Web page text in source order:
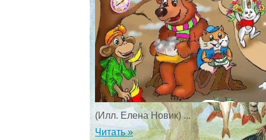
(Илл. Елена Новик) ...
Читать »